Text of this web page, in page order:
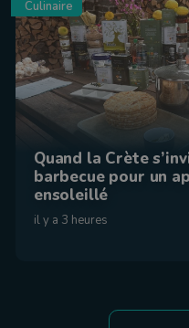
Culinaire
Quand la Crète
barbecue pour un
ensoleillé
il y a 3 heures